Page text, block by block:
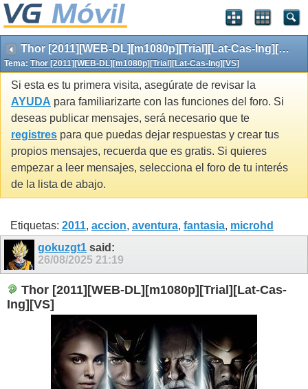
Thor [2011][WEB-DL][m1080p][Trial][Lat-Cas-Ing][VS]
Tema: Thor [2011][WEB-DL][m1080p][Trial][Lat-Cas-Ing][VS]
Si esta es tu primera visita, asegúrate de revisar la
AYUDA para familiarizarte con las funciones del foro. Si
deseas publicar mensajes, será necesario que te
registres para que puedas dejar respuestas y crear tus
propios mensajes, recuerda que es gratis. Si quieres
empezar a leer mensajes, selecciona el foro de tu interés
de la lista de abajo.
Etiquetas: 2011, accion, aventura, fantasia, microhd
gokuzgt1 said:
26/08/2025 21:19
Thor [2011][WEB-DL][m1080p][Trial][Lat-Cas-
Ing][VS]